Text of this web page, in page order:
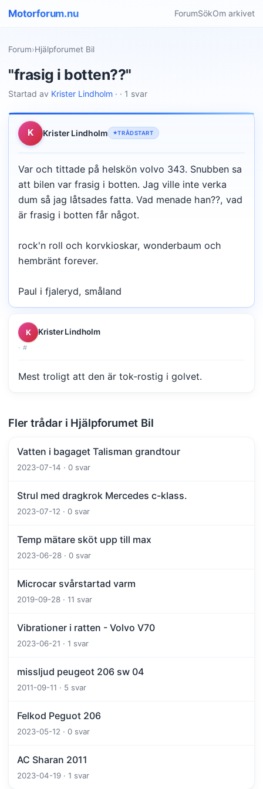
Motorforum.nu ForumSökOm arkivet
Forum›Hjälpforumet Bil
"frasig i botten??"
Startad av Krister Lindholm · · 1 svar
K Krister Lindholm TRÅDSTART
Var och tittade på helskön volvo 343. Snubben sa
att bilen var frasig i botten. Jag ville inte verka
dum så jag låtsades fatta. Vad menade han??, vad
är frasig i botten får något.
rock'n roll och korvkioskar, wonderbaum och
hembränt forever.
Paul i fjaleryd, småland
K Krister Lindholm
· #
Mest troligt att den är tok-rostig i golvet.
Fler trådar i Hjälpforumet Bil
Vatten i bagaget Talisman grandtour
2023-07-14 · 0 svar
Strul med dragkrok Mercedes c-klass.
2023-07-12 · 0 svar
Temp mätare sköt upp till max
2023-06-28 · 0 svar
Microcar svårstartad varm
2019-09-28 · 11 svar
Vibrationer i ratten - Volvo V70
2023-06-21 · 1 svar
missljud peugeot 206 sw 04
2011-09-11 · 5 svar
Felkod Peguot 206
2023-05-12 · 0 svar
AC Sharan 2011
2023-04-19 · 1 svar